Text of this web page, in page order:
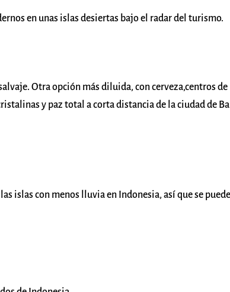
en unas islas desiertas bajo el radar del turismo.
Otra opción más diluida, con cerveza,centros de
y paz total a corta distancia de la ciudad de
islas con menos lluvia en Indonesia, así que se